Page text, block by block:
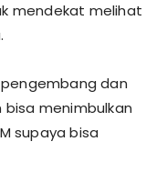
mendekat melihat
dan
bisa menimbulkan
supaya bisa